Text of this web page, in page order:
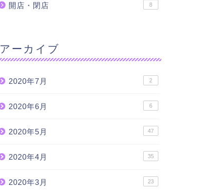
開店・閉店 8
アーカイブ
2020年7月 2
2020年6月 6
2020年5月 47
2020年4月 35
2020年3月 23